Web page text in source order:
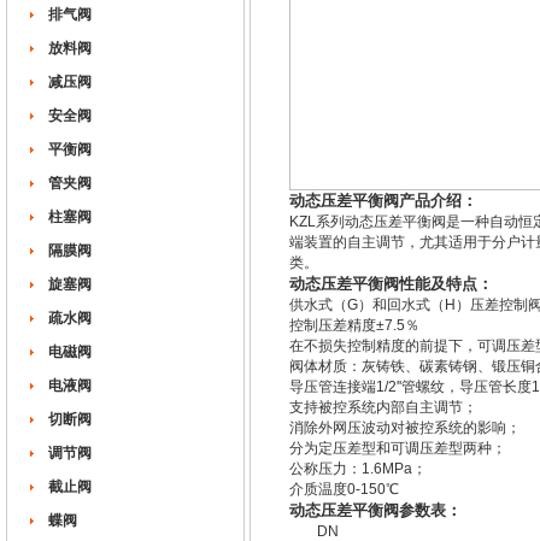
排气阀
放料阀
减压阀
安全阀
平衡阀
管夹阀
柱塞阀
隔膜阀
旋塞阀
疏水阀
电磁阀
电液阀
切断阀
调节阀
截止阀
蝶阀
动态压差平衡阀产品介绍：
KZL系列动态压差平衡阀是一种自动
端装置的自主调节，尤其适用于分户
类。
动态压差平衡阀性能及特点：
供水式（G）和回水式（H）压差控制
控制压差精度±7.5％
在不损失控制精度的前提下，可调压
阀体材质：灰铸铁、碳素铸钢、锻压铜
导压管连接端1/2''管螺纹，导压管长度
支持被控系统内部自主调节；
消除外网压波动对被控系统的影响；
分为定压差型和可调压差型两种；
公称压力：1.6MPa；
介质温度0-150℃
动态压差平衡阀参数表：
DN